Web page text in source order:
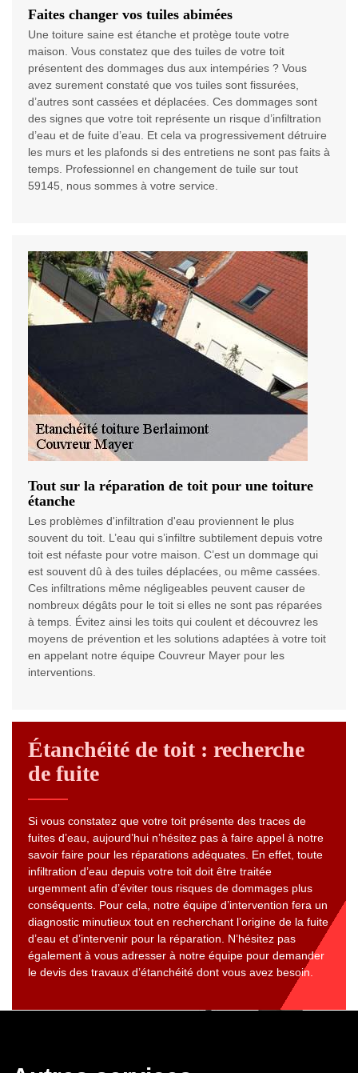
Faites changer vos tuiles abimées
Une toiture saine est étanche et protège toute votre
maison. Vous constatez que des tuiles de votre toit
présentent des dommages dus aux intempéries ? Vous
avez surement constaté que vos tuiles sont fissurées,
d’autres sont cassées et déplacées. Ces dommages sont
des signes que votre toit représente un risque d’infiltration
d’eau et de fuite d’eau. Et cela va progressivement détruire
les murs et les plafonds si des entretiens ne sont pas faits à
temps. Professionnel en changement de tuile sur tout
59145, nous sommes à votre service.
Tout sur la réparation de toit pour une toiture
étanche
Les problèmes d'infiltration d'eau proviennent le plus
souvent du toit. L’eau qui s’infiltre subtilement depuis votre
toit est néfaste pour votre maison. C’est un dommage qui
est souvent dû à des tuiles déplacées, ou même cassées.
Ces infiltrations même négligeables peuvent causer de
nombreux dégâts pour le toit si elles ne sont pas réparées
à temps. Évitez ainsi les toits qui coulent et découvrez les
moyens de prévention et les solutions adaptées à votre toit
en appelant notre équipe Couvreur Mayer pour les
interventions.
Étanchéité de toit : recherche
de fuite
Si vous constatez que votre toit présente des traces de
fuites d’eau, aujourd’hui n’hésitez pas à faire appel à notre
savoir faire pour les réparations adéquates. En effet, toute
infiltration d’eau depuis votre toit doit être traitée
urgemment afin d’éviter tous risques de dommages plus
conséquents. Pour cela, notre équipe d’intervention fera un
diagnostic minutieux tout en recherchant l’origine de la fuite
d’eau et d’intervenir pour la réparation. N’hésitez pas
également à vous adresser à notre équipe pour demander
le devis des travaux d’étanchéité dont vous avez besoin.